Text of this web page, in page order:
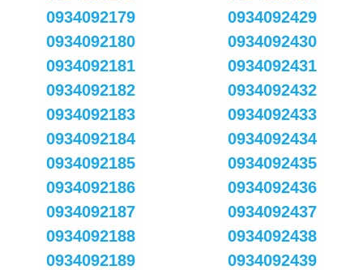
0934092179
0934092180
0934092181
0934092182
0934092183
0934092184
0934092185
0934092186
0934092187
0934092188
0934092189
0934092429
0934092430
0934092431
0934092432
0934092433
0934092434
0934092435
0934092436
0934092437
0934092438
0934092439